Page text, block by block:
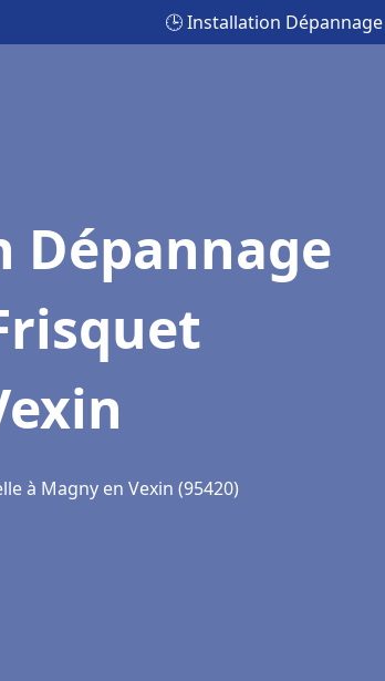
🕒 Installation
à Magny en Vexin (95420)